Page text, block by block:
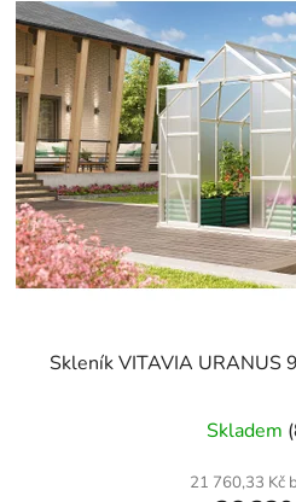
Skleník VITAVIA URANUS
Skladem
21 760,33 Kč